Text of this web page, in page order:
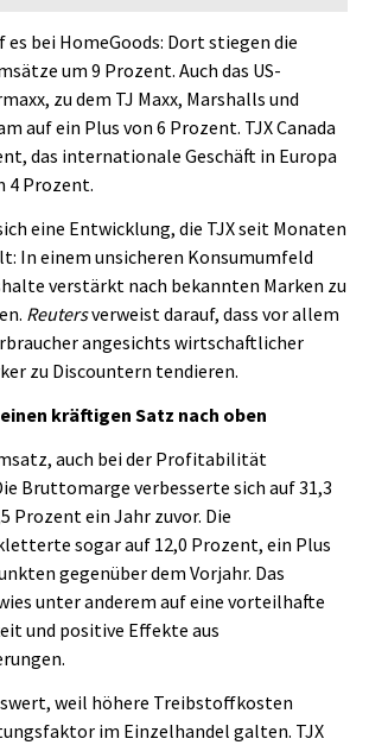
bei HomeGoods: Dort stiegen die
um 9 Prozent. Auch das US-
zu dem TJ Maxx, Marshalls und
auf ein Plus von 6 Prozent. TJX Canada
das internationale Geschäft in Europa
4 Prozent.
eine Entwicklung, die TJX seit Monaten
In einem unsicheren Konsumumfeld
verstärkt nach bekannten Marken zu
Reutersverweist darauf, dass vor allem
angesichts wirtschaftlicher
zu Discountern tendieren.
kräftigen Satz nach oben
auch bei der Profitabilität
Bruttomarge verbesserte sich auf 31,3
Prozent ein Jahr zuvor. Die
sogar auf 12,0 Prozent, ein Plus
gegenüber dem Vorjahr. Das
unter anderem auf eine vorteilhafte
und positive Effekte aus
weil höhere Treibstoffkosten
im Einzelhandel galten. TJX